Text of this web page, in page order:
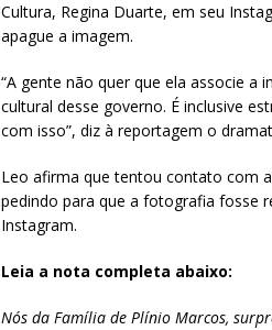
Cultura, Regina Duarte, em seu
apague a imagem.
“A gente não quer que ela associe
cultural desse governo. É inclusive
com isso”, diz à reportagem o
Leo afirma que tentou contato com
pedindo para que a fotografia fosse
Instagram.
Leia a nota completa abaixo:
Nós da Família de Plínio Marcos,